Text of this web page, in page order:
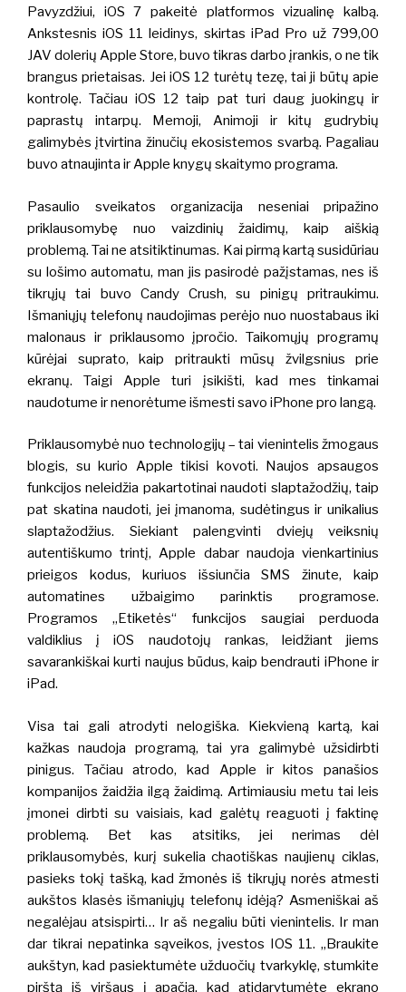
Pavyzdžiui, iOS 7 pakeitė platformos vizualinę kalbą.
Ankstesnis iOS 11 leidinys, skirtas iPad Pro už 799,00
JAV dolerių Apple Store, buvo tikras darbo įrankis, o ne tik
brangus prietaisas. Jei iOS 12 turėtų tezę, tai ji būtų apie
kontrolę. Tačiau iOS 12 taip pat turi daug juokingų ir
paprastų intarpų.
Memoji, Animoji ir kitų gudrybių
galimybės įtvirtina žinučių ekosistemos svarbą. Pagaliau
buvo atnaujinta ir Apple knygų skaitymo programa.
Pasaulio sveikatos organizacija neseniai pripažino
priklausomybę nuo vaizdinių žaidimų, kaip aiškią
problemą. Tai ne atsitiktinumas. Kai pirmą kartą susidūriau
su lošimo automatu, man jis pasirodė pažįstamas, nes iš
tikrųjų tai buvo Candy Crush, su pinigų pritraukimu.
Išmaniųjų telefonų naudojimas perėjo nuo nuostabaus iki
malonaus ir priklausomo įpročio. Taikomųjų programų
kūrėjai suprato, kaip pritraukti mūsų žvilgsnius prie
ekranų. Taigi Apple turi įsikišti, kad mes tinkamai
naudotume ir nenorėtume išmesti savo iPhone pro langą.
Priklausomybė nuo technologijų – tai vienintelis žmogaus
blogis, su kurio Apple tikisi kovoti. Naujos apsaugos
funkcijos neleidžia pakartotinai naudoti slaptažodžių, taip
pat skatina naudoti, jei įmanoma, sudėtingus ir unikalius
slaptažodžius. Siekiant palengvinti dviejų veiksnių
autentiškumo trintį, Apple dabar naudoja vienkartinius
prieigos kodus, kuriuos išsiunčia SMS žinute, kaip
automatines užbaigimo parinktis programose.
Programos „Etiketės“ funkcijos
saugiai perduoda
valdiklius į iOS naudotojų rankas, leidžiant jiems
savarankiškai kurti naujus būdus, kaip bendrauti iPhone ir
iPad.
Visa tai gali atrodyti nelogiška.
Kiekvieną kartą, kai
kažkas naudoja programą, tai yra galimybė užsidirbti
pinigus.
Tačiau atrodo, kad Apple ir kitos panašios
kompanijos žaidžia ilgą žaidimą. Artimiausiu metu tai leis
įmonei dirbti su vaisiais, kad galėtų reaguoti į faktinę
problemą.
Bet kas atsitiks, jei nerimas dėl
priklausomybės, kurį sukelia chaotiškas naujienų ciklas,
pasieks tokį tašką, kad žmonės iš tikrųjų norės atmesti
aukštos klasės išmaniųjų telefonų idėją? Asmeniškai aš
negalėjau atsispirti… Ir aš negaliu būti vienintelis. Ir man
dar tikrai nepatinka sąveikos, įvestos IOS 11. „Braukite
aukštyn, kad pasiektumėte užduočių tvarkyklę, stumkite
pirštą iš viršaus į apačią, kad atidarytumėte ekrano